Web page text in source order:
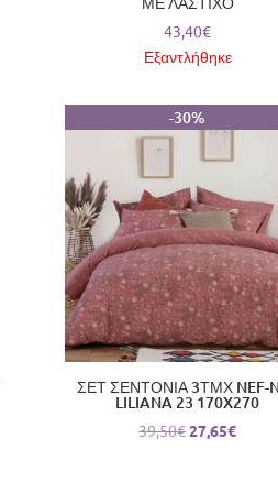
43,40€
Εξαντλήθηκε
-30%
ΣΕΤ ΣΕΝΤΟΝΙΑ 3ΤΜΧ NEF-
LILIANA 23 170X270
39,50€Original
27,65€Η